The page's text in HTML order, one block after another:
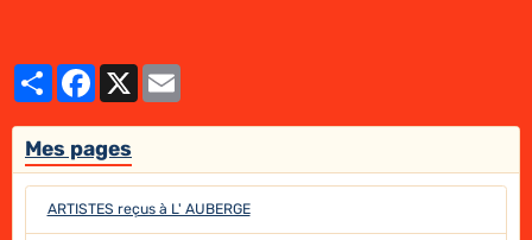
PartagerFacebook
X
Mes pages
ARTISTES reçus à L' AUBERGE